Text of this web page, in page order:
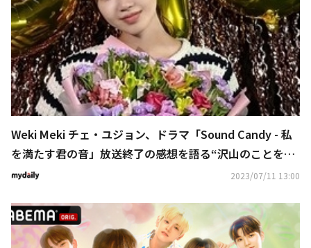
Weki Meki チェ・ユジョン、ドラマ「Sound Candy - 私
を満たす君の音」放送終了の感想を語る“沢山のことを感
じて学んだ”
2023/07/11 13:00